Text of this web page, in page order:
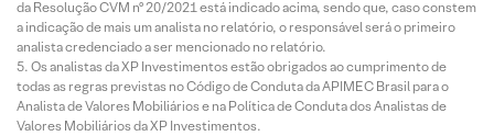
da Resolução CVM nº 20/2021 está indicado acima, sendo que, caso constem
a indicação de mais um analista no relatório, o responsável será o primeiro
analista credenciado a ser mencionado no relatório.
Os analistas da XP Investimentos estão obrigados ao cumprimento de
todas as regras previstas no Código de Conduta da APIMEC Brasil para o
Analista de Valores Mobiliários e na Política de Conduta dos Analistas de
Valores Mobiliários da XP Investimentos.